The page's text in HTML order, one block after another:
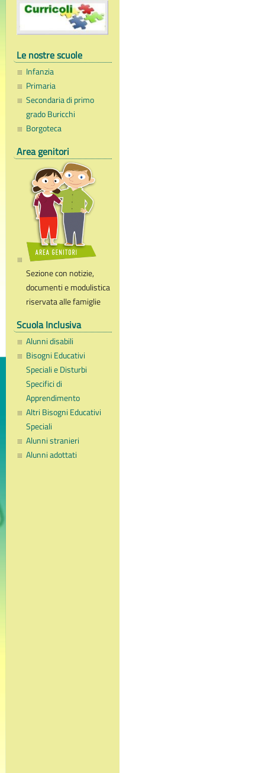
Le nostre scuole
Infanzia
Primaria
Secondaria di primo
grado Buricchi
Borgoteca
Area genitori
Sezione con notizie,
documenti e modulistica
riservata alle famiglie
Scuola Inclusiva
Alunni disabili
Bisogni Educativi
Speciali e Disturbi
Specifici di
Apprendimento
Altri Bisogni Educativi
Speciali
Alunni stranieri
Alunni adottati